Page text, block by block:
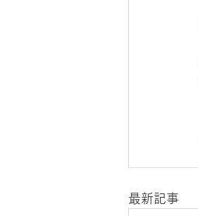
最新記事